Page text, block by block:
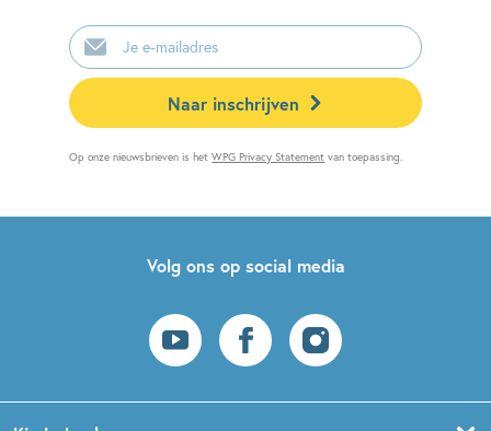
E-
mailadres
Naar inschrijven
Op onze nieuwsbrieven is hetWPG Privacy Statement van toepassing.
Volg ons op social media